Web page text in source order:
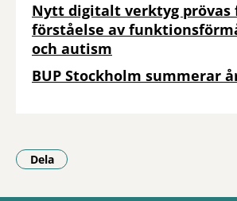
Nytt digitalt verktyg prövas
förståelse av
och autism
BUP Stockholm summerar
Dela
- Klicka för att öppna